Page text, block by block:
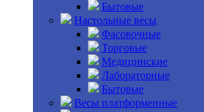
Бытовые
Настольные весы
Фасовочные
Торговые
Медицинские
Лабораторные
Бытовые
Весы платформенные